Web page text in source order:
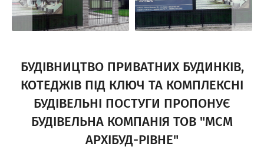
БУДІВНИЦТВО ПРИВАТНИХ БУДИНКІВ,
КОТЕДЖІВ ПІД КЛЮЧ ТА КОМПЛЕКСНІ
БУДІВЕЛЬНІ ПОСТУГИ ПРОПОНУЄ
БУДІВЕЛЬНА КОМПАНІЯ ТОВ "МСМ
АРХІБУД-РІВНЕ"